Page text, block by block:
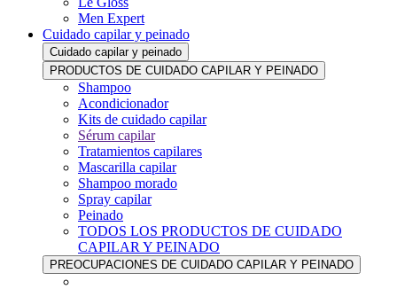
Men Expert
Cuidado capilar y peinado
Cuidado capilar y peinado
PRODUCTOS DE CUIDADO CAPILAR Y PEINADO
Shampoo
Acondicionador
Kits de cuidado capilar
Sérum capilar
Tratamientos capilares
Mascarilla capilar
Shampoo morado
Spray capilar
Peinado
TODOS LOS PRODUCTOS DE CUIDADO
CAPILAR Y PEINADO
PREOCUPACIONES DE CUIDADO CAPILAR Y PEINADO